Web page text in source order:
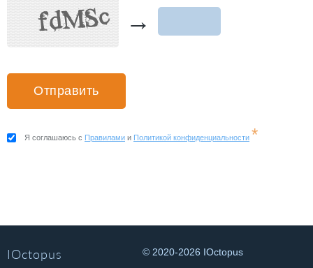
→
Я соглашаюсь с Правилами и Политикой конфиденциальности *
IOctopus
© 2020-2026 IOctopus